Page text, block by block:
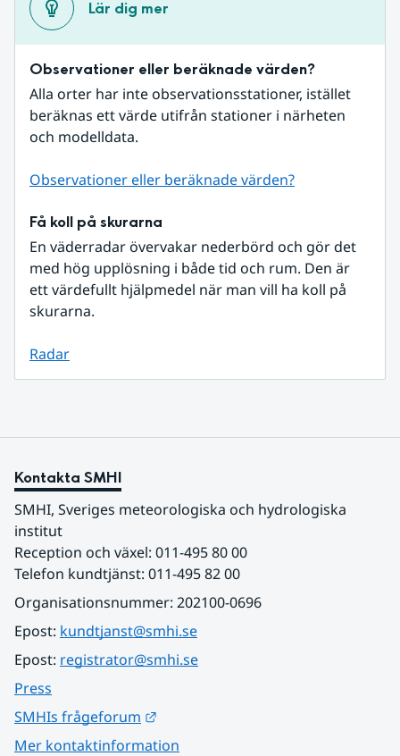
Lär dig mer
Observationer eller beräknade värden?
Alla orter har inte observationsstationer, istället
beräknas ett värde utifrån stationer i närheten
och modelldata.
Observationer eller beräknade värden?
Få koll på skurarna
En väderradar övervakar nederbörd och gör det
med hög upplösning i både tid och rum. Den är
ett värdefullt hjälpmedel när man vill ha koll på
skurarna.
Radar
Kontakta SMHI
SMHI, Sveriges meteorologiska och hydrologiska
institut
Reception och växel: 011-495 80 00
Telefon kundtjänst: 011-495 82 00
Organisationsnummer: 202100-0696
Epost: kundtjanst@smhi.se
Epost: registrator@smhi.se
Press
SMHIs frågeforum
Mer kontaktinformation